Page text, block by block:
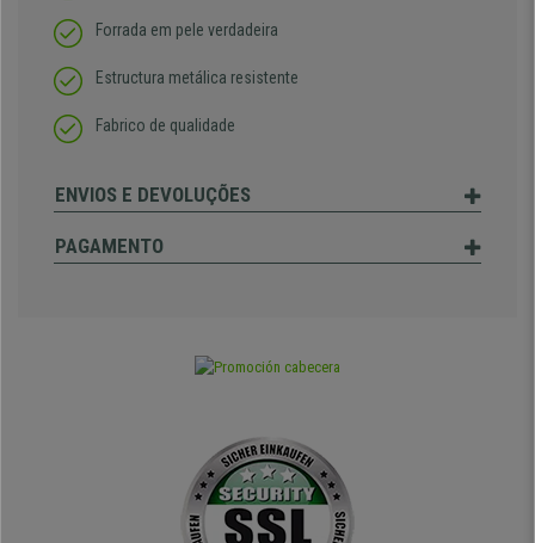
Forrada em pele verdadeira
Estructura metálica resistente
Fabrico de qualidade
ENVIOS E DEVOLUÇÕES
PAGAMENTO